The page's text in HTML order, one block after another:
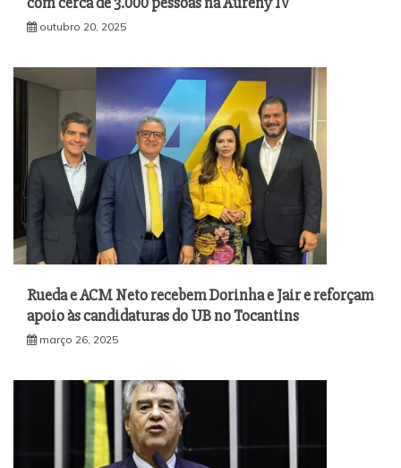
outubro 20, 2025
Rueda e ACM Neto recebem Dorinha e Jair e reforçam
apoio às candidaturas do UB no Tocantins
março 26, 2025